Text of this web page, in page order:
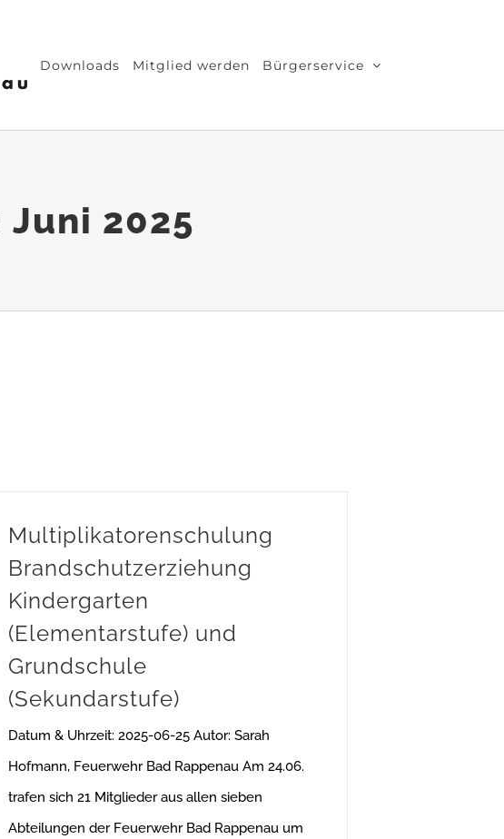
Downloads Mitglied werden Bürgerservice
Juni 2025
Multiplikatorenschulung
Brandschutzerziehung
Kindergarten
(Elementarstufe) und
Grundschule
(Sekundarstufe)
Datum & Uhrzeit: 2025-06-25 Autor: Sarah
Hofmann, Feuerwehr Bad Rappenau Am 24.06.
trafen sich 21 Mitglieder aus allen sieben
Abteilungen der Feuerwehr Bad Rappenau um